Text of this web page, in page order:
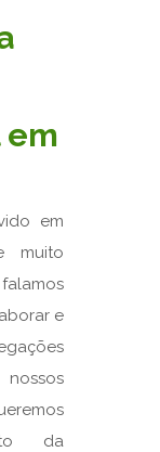
em
em
muito
e
da